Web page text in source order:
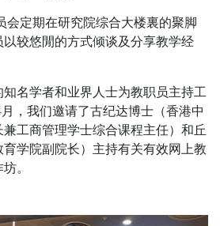
会定期在研究院综合大楼裏的聚脚
较悠閒的方式倾谈及分享教学经
名学者和业界人士为教职员主持工
，我们邀请了古纪达博士（香港中
工商管理学士综合课程主任）和丘
学院副院长）主持有关有效网上教
。